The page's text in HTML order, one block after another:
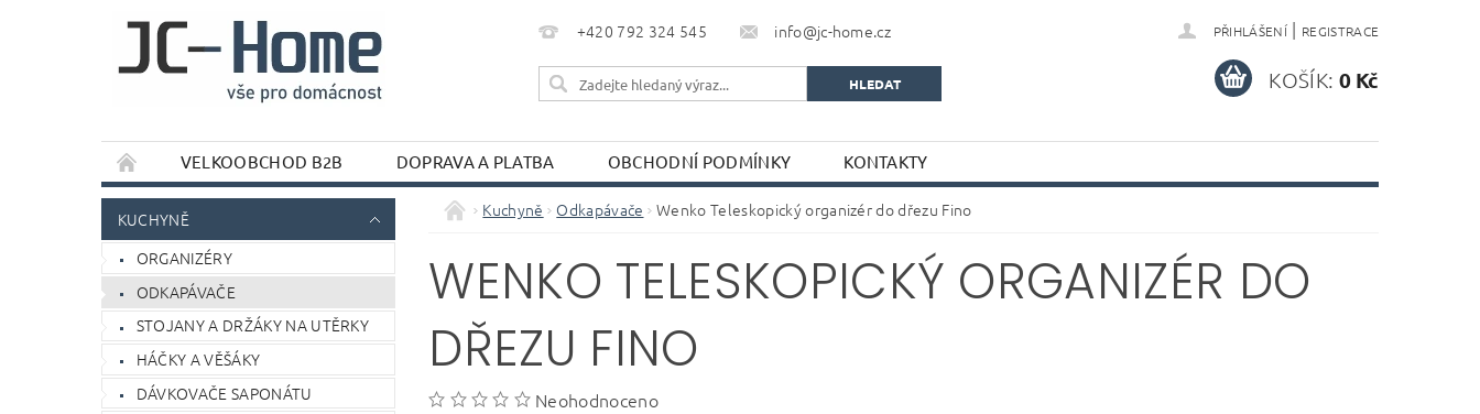
+420 792 324 545 info@jc-home.cz PŘIHLÁŠENÍ | REGISTRACE
KOŠÍK: 0 Kč
VELKOOBCHOD B2B DOPRAVA A PLATBA OBCHODNÍ PODMÍNKY KONTAKTY
KUCHYNĚ
ORGANIZÉRY
ODKAPÁVAČE
STOJANY A DRŽÁKY NA UTĚRKY
HÁČKY A VĚŠÁKY
DÁVKOVAČE SAPONÁTU
Kuchyně Odkapávače Wenko Teleskopický organizér do dřezu Fino
WENKO TELESKOPICKÝ ORGANIZÉR DO
DŘEZU FINO
Neohodnoceno